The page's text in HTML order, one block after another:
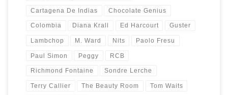
Cartagena De Indias Chocolate Genius
Colombia Diana Krall Ed Harcourt Guster
Lambchop M. Ward Nits Paolo Fresu
Paul Simon Peggy RCB
Richmond Fontaine Sondre Lerche
Terry Callier The Beauty Room Tom Waits